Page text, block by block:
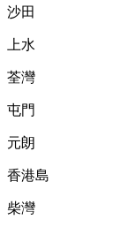
沙田
上水
荃灣
屯門
元朗
香港島
柴灣